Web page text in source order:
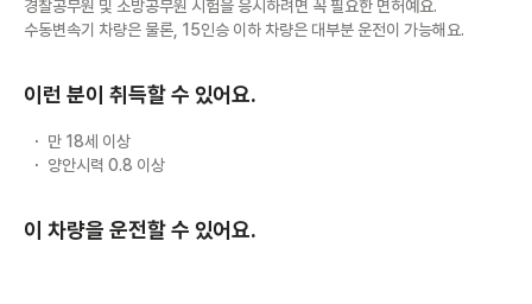
경찰공무원 및 소방공무원 시험을 응시하려면 꼭 필요한 면허예요.
수동변속기 차량은 물론, 15인승 이하 차량은 대부분 운전이 가능해요.
이런 분이 취득할 수 있어요.
만 18세 이상
양안시력 0.8 이상
이 차량을 운전할 수 있어요.